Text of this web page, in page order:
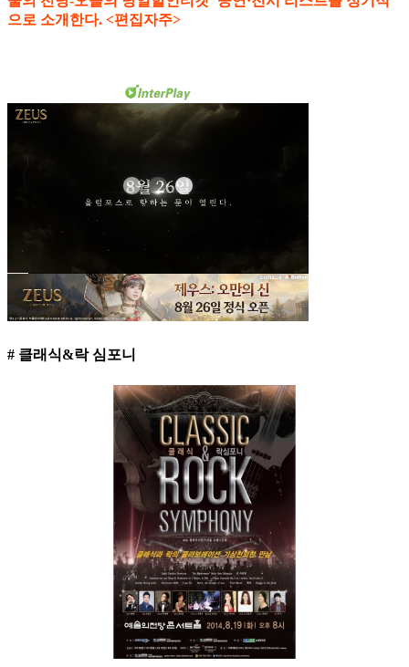
으로 소개한다. <편집자주>
# 클래식&락 심포니